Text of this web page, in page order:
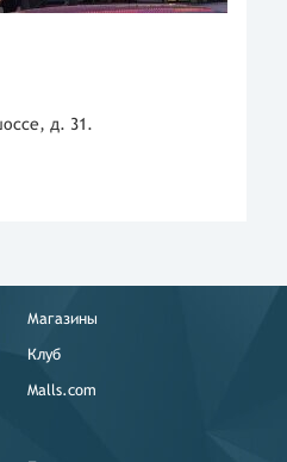
д. 31.
Магазины
Клуб
Malls.com